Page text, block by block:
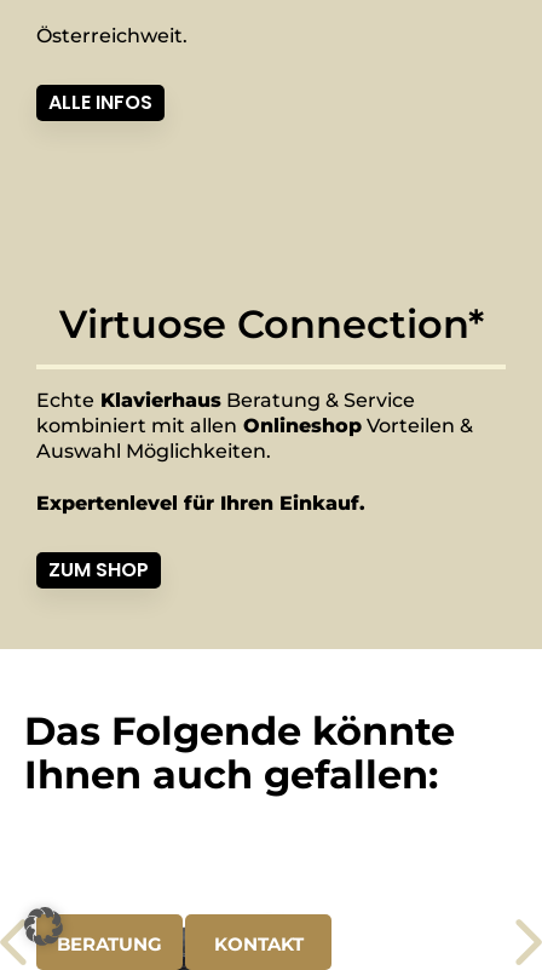
BERATUNG KONTAKT
Österreichweit.
ALLE INFOS
Virtuose Connection*
Echte Klavierhaus Beratung & Service
kombiniert mit allen Onlineshop Vorteilen &
Auswahl Möglichkeiten.
Expertenlevel für Ihren Einkauf.
ZUM SHOP
Das Folgende könnte
Ihnen auch gefallen: